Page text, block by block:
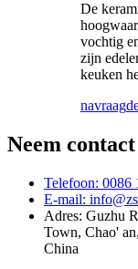
De
vochtig
zijn
keuken
navraag
Neem
Telefoon: 0086
E-mail:
Adres: Guzhu
Town, Chao'
China